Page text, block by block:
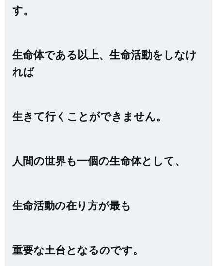
す。
生命体である以上、生命活動をしなけ
れば
生きて行くことができません。
人間の世界も一個の生命体として、
生命活動の在り方が最も
重要な土台となるのです。